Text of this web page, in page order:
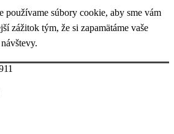
používame súbory cookie, aby sme vám
zážitok tým, že si zapamätáme vaše